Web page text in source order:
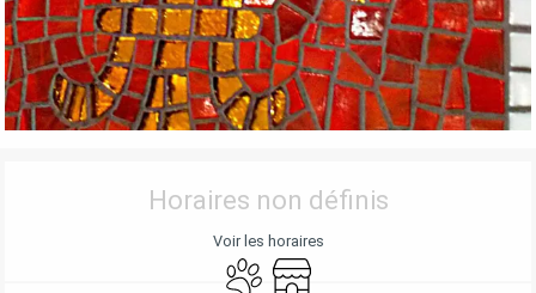
OUVERTURE ET COORDONNÉES
Horaires non définis
Voir les horaires
Animaux acceptés
Boutique